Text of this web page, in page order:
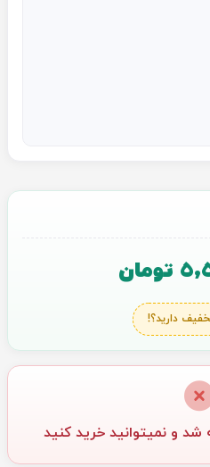
دارید؟!
شد و نمیتوانید خرید کنید